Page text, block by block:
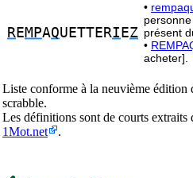
REMPAQUETTERI EZ
•
présent
•
acheter].
Liste conforme à la neuvième
scrabble.
Les définitions sont de courts extraits
1Mot.net
.